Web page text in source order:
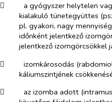
​
a gyógyszer helytelen
kialakuló tünetegyüttes
pl. gyakori, nagy
időnként jelentkező
jelentkező izomgörcsökkel
​
izomkárosodás
káliumszintjének
​
az izomba adott